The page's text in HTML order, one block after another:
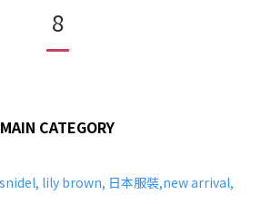
8
MAIN CATEGORY